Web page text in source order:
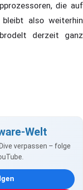
die auf
also weiterhin
derzeit ganz
Welt
verpassen – folge